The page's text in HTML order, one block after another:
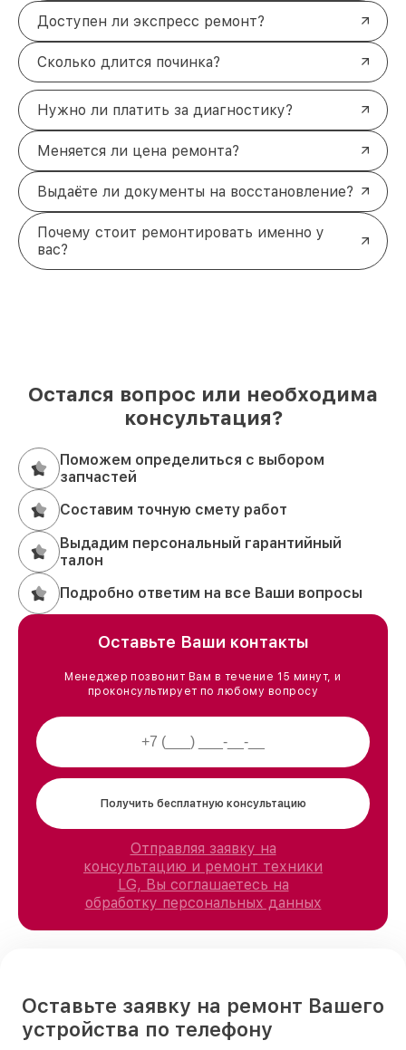
Доступен ли экспресс ремонт?
Сколько длится починка?
Нужно ли платить за диагностику?
Меняется ли цена ремонта?
Выдаёте ли документы на восстановление?
Почему стоит ремонтировать именно у
вас?
Остался вопрос или необходима
консультация?
Поможем определиться с выбором
запчастей
Составим точную смету работ
Выдадим персональный гарантийный
талон
Подробно ответим на все Ваши вопросы
Оставьте Ваши контакты
Менеджер позвонит Вам в течение 15 минут, и
проконсультирует по любому вопросу
Получить бесплатную консультацию
Отправляя заявку на
консультацию и ремонт техники
LG, Вы соглашаетесь на
обработку персональных данных
Оставьте заявку на ремонт Вашего
устройства по телефону